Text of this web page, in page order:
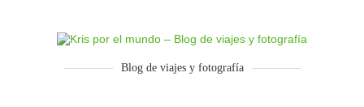
Blog de viajes y fotografía